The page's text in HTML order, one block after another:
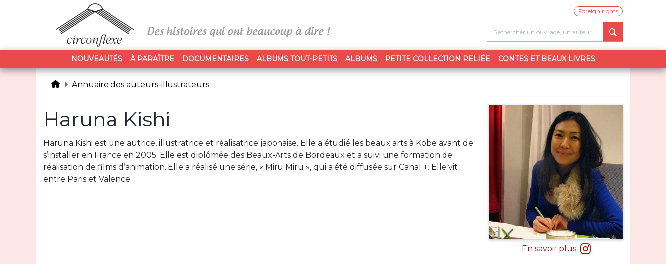
Foreign rights
NOUVEAUTÉS À PARAÎTRE DOCUMENTAIRES ALBUMS TOUT-PETITS ALBUMS PETITE COLLECTION RELIÉE CONTES ET BEAUX LIVRES
Annuaire des auteurs-illustrateurs
Haruna Kishi
Haruna Kishi est une autrice, illustratrice et réalisatrice japonaise. Elle a étudié les beaux arts à Kobe avant de
s’installer en France en 2005. Elle est diplômée des Beaux-Arts de Bordeaux et a suivi une formation de
réalisation de films d’animation. Elle a réalisé une série, « Miru Miru », qui a été diffusée sur Canal +. Elle vit
entre Paris et Valence.
En savoir plus